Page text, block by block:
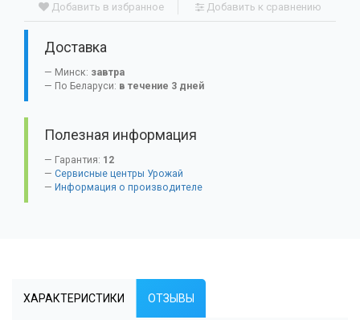
Добавить в избранное Добавить к сравнению
Доставка
Минск: завтра
По Беларуси: в течение 3 дней
Полезная информация
Гарантия: 12
Сервисные центры Урожай
Информация о производителе
ХАРАКТЕРИСТИКИ ОТЗЫВЫ